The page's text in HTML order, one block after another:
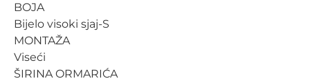
BOJA
Bijelo visoki sjaj-S
MONTAŽA
Viseći
ŠIRINA ORMARIĆA